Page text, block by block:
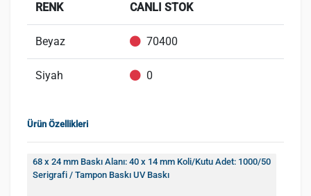
RENK CANLI STOK
Beyaz 70400
Siyah 0
Ürün Özellikleri
68 x 24 mm Baskı Alanı: 40 x 14 mm Koli/Kutu Adet: 1000/50
Serigrafi / Tampon Baskı UV Baskı